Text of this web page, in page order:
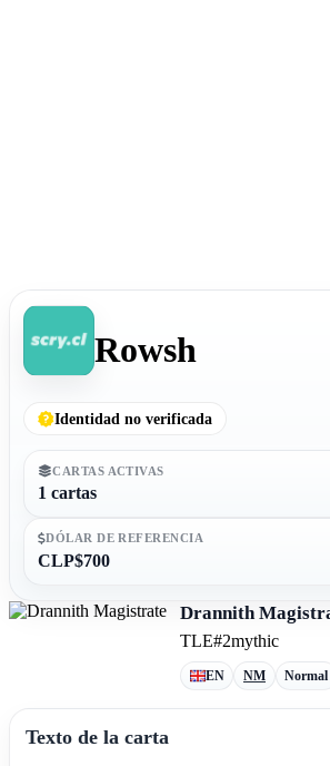
Rowsh
Identidad no verificada
CARTAS ACTIVAS
1 cartas
DÓLAR DE REFERENCIA
CLP$700
Drannith
TLE#2mythic
EN NM Normal
Texto de la carta